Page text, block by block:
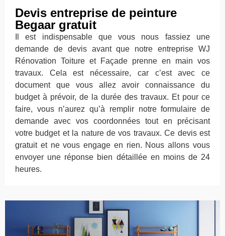
Devis entreprise de peinture
Begaar gratuit
Il est indispensable que vous nous fassiez une
demande de devis avant que notre entreprise WJ
Rénovation Toiture et Façade prenne en main vos
travaux. Cela est nécessaire, car c’est avec ce
document que vous allez avoir connaissance du
budget à prévoir, de la durée des travaux. Et pour ce
faire, vous n’aurez qu’à remplir notre formulaire de
demande avec vos coordonnées tout en précisant
votre budget et la nature de vos travaux. Ce devis est
gratuit et ne vous engage en rien. Nous allons vous
envoyer une réponse bien détaillée en moins de 24
heures.